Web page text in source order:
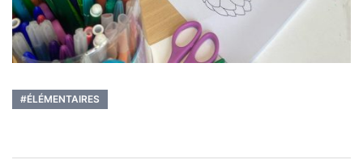
#ÉLÉMENTAIRES